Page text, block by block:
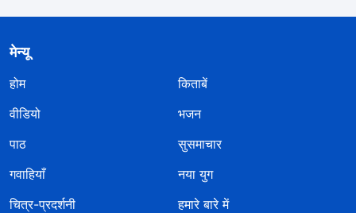
मेन्यू
होम
किताबें
वीडियो
भजन
पाठ
सुसमाचार
गवाहियाँ
नया युग
चित्र-प्रदर्शनी
हमारे बारे में